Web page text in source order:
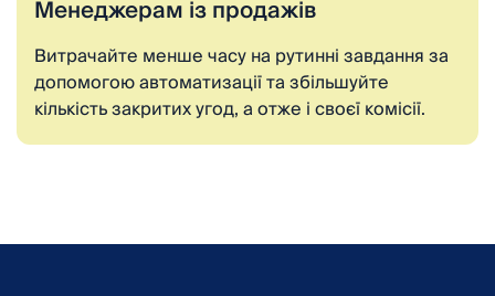
Менеджерам із продажів
Витрачайте менше часу на рутинні завдання за
допомогою автоматизації та збільшуйте
кількість закритих угод, а отже і своєї комісії.